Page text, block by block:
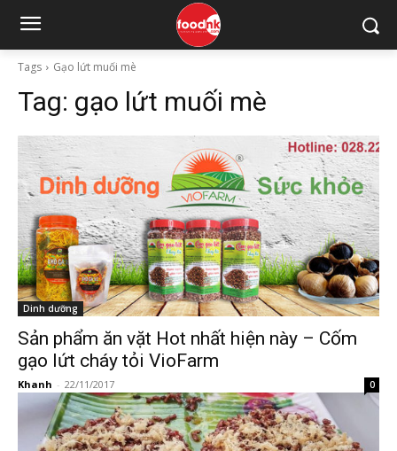
Tags Gạo lứt muối mè
Tag: gạo lứt muối mè
Dinh dưỡng
Sản phẩm ăn vặt Hot nhất hiện này – Cốm
gạo lứt cháy tỏi VioFarm
Khanh - 22/11/2017 0